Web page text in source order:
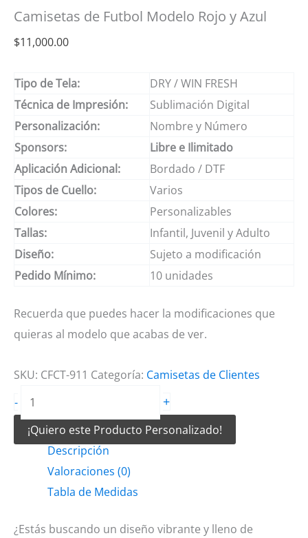
Camisetas de Futbol Modelo Rojo y Azul
$11,000.00
Tipo de Tela:
DRY / WIN FRESH
Técnica de Impresión:
Sublimación Digital
Personalización:
Nombre y Número
Sponsors:
Libre e Ilimitado
Aplicación Adicional:
Bordado / DTF
Tipos de Cuello:
Varios
Colores:
Personalizables
Tallas:
Infantil, Juvenil y Adulto
Diseño:
Sujeto a modificación
Pedido Mínimo:
10 unidades
Recuerda que puedes hacer la modificaciones que
quieras al modelo que acabas de ver.
SKU: CFCT-911 Categoría: Camisetas de Clientes
-
Camisetas
de
Futbol
Modelo
+
¡Quiero este Producto Personalizado!
Descripción
Valoraciones (0)
Tabla de Medidas
¿Estás buscando un diseño vibrante y lleno de